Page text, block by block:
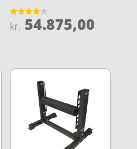
Vurderet
4.1
kr. 54.875,00